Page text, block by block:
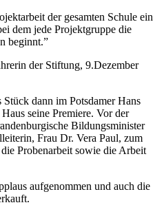
der gesamten Schule ein
dem jede Projektgruppe die
beginnt.”
der Stiftung, 9.Dezember
dann im Potsdamer Hans
seine Premiere. Vor der
Bildungsminister
Frau Dr. Vera Paul, zum
Probenarbeit sowie die Arbeit
aufgenommen und auch die